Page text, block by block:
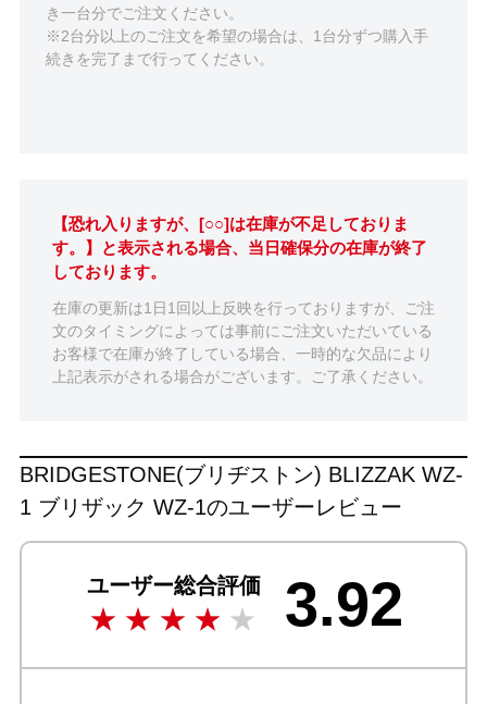
き一台分でご注文ください。
※2台分以上のご注文を希望の場合は、1台分ずつ購入手
続きを完了まで行ってください。
【恐れ入りますが、[○○]は在庫が不足しておりま
す。】と表示される場合、当日確保分の在庫が終了
しております。
在庫の更新は1日1回以上反映を行っておりますが、ご注
文のタイミングによっては事前にご注文いただいている
お客様で在庫が終了している場合、一時的な欠品により
上記表示がされる場合がございます。ご了承ください。
BRIDGESTONE(ブリヂストン) BLIZZAK WZ-
1 ブリザック WZ-1のユーザーレビュー
ユーザー総合評価 3.92